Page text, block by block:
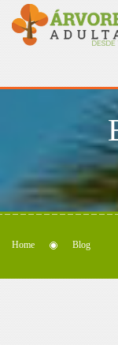
Home Blog